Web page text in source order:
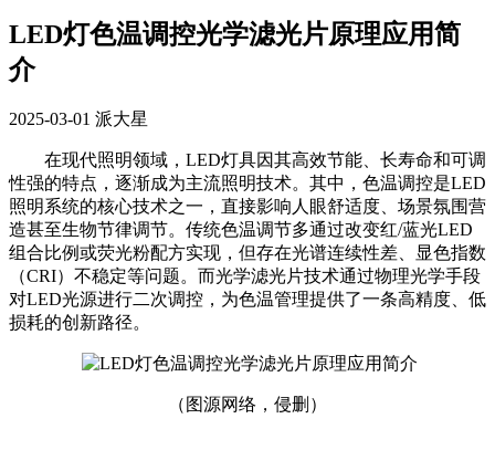
LED灯色温调控光学滤光片原理应用简
介
2025-03-01 派大星
在现代照明领域，LED灯具因其高效节能、长寿命和可调
性强的特点，逐渐成为主流照明技术。其中，色温调控是LED
照明系统的核心技术之一，直接影响人眼舒适度、场景氛围营
造甚至生物节律调节。传统色温调节多通过改变红/蓝光LED
组合比例或荧光粉配方实现，但存在光谱连续性差、显色指数
（CRI）不稳定等问题。而光学滤光片技术通过物理光学手段
对LED光源进行二次调控，为色温管理提供了一条高精度、低
损耗的创新路径。
（图源网络，侵删）